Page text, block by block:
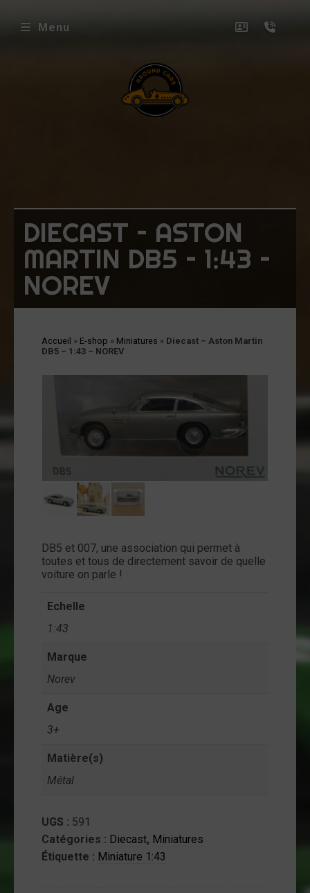
Menu
DIECAST – ASTON
MARTIN DB5 – 1:43 –
NOREV
Accueil » E-shop » Miniatures » Diecast – Aston Martin
DB5 – 1:43 – NOREV
DB5 et 007, une association qui permet à
toutes et tous de directement savoir de quelle
voiture on parle !
Echelle
1:43
Marque
Norev
Age
3+
Matière(s)
Métal
UGS : 591
Catégories : Diecast, Miniatures
Étiquette : Miniature 1:43